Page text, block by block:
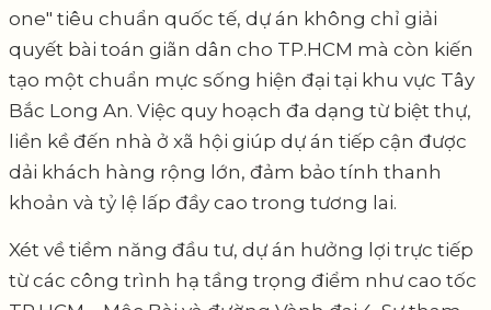
one" tiêu chuẩn quốc tế, dự án không chỉ giải
quyết bài toán giãn dân cho TP.HCM mà còn kiến
tạo một chuẩn mực sống hiện đại tại khu vực Tây
Bắc Long An. Việc quy hoạch đa dạng từ biệt thự,
liền kề đến nhà ở xã hội giúp dự án tiếp cận được
dải khách hàng rộng lớn, đảm bảo tính thanh
khoản và tỷ lệ lấp đầy cao trong tương lai.
Xét về tiềm năng đầu tư, dự án hưởng lợi trực tiếp
từ các công trình hạ tầng trọng điểm như cao tốc